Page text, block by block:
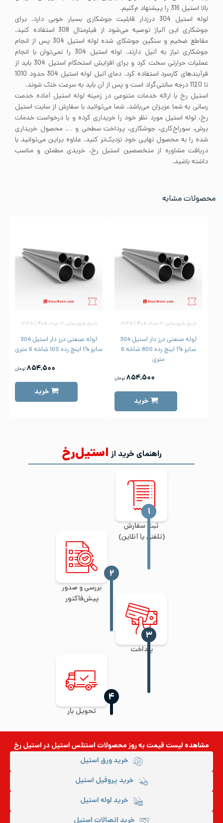
بالا استیل 316 را پیشنهاد م‌کنیم.
لوله استیل 304 درزدار قابلیت جوشکاری بسیار خوبی دارد. برای
جوشکاری این آلیاژ توصیه می‌شود از فیلرمتال 308 استفاده کنید.
مقاطع ضخیم و سنگین جوشکای شده لوله استیل 304 پس از انجام
جوشکاری نیاز به آنیل دارند. لوله استیل 304 را نمی‌توان با انجام
عملیات حرارتی سخت کرد و برای افزایش استحکام استیل 304 باید از
فرآیندهای کارسرد استفاده کرد. دمای آنیل لوله استیل 304 حدود 1010
تا 1120 درجه سانتی‌گراد است و پس از آن باید به سرعت خنک شوند.
استیل رخ با ارائه خدمات متنوعی در زمینه لوله استیل آماده خدمت
رسانی به شما عزیزان می‌باشد. شما می‌توانید با سفارش از سایت استیل
رخ، لوله استیل مورد نظر خود را خریداری کرده و با درخواست خدمات
برش، سوراخ‌کاری، جوشکاری، پرداخت سطحی و …. محصول خریداری
شده را به محصول نهایی خود نزدیک‌تر کنید. علاوه براین می‌توانید با
دریافت مشاوره از متخصصین استیل رخ، خریدی مطمئن و مناسب
داشته باشید.
محصولات مشابه
تاریخ به‌روزرسانی: ۱۲ مرداد ۱۴۰۵ | ۱۶:۳۵
لوله صنعتی درز دار استیل 304
سایز ¼1 اینچ رده 80S شاخه 6
متری
۸۵۴,۵۰۰ تومان
خرید
تاریخ به‌روزرسانی: ۱۲ مرداد ۱۴۰۵ | ۱۶:۳۵
لوله صنعتی درز دار استیل 304
سایز ¼1 اینچ رده 10S شاخه 6 متری
۸۵۴,۵۰۰ تومان
خرید
راهنمای خرید از استیل‌رخ
ثبت سفارش
(تلفنی یا آنلاین)
‍۱
بررسی و صدور
پیش‌فاکتور
‍۲
پرداخت
‍۳
تحویل بار
‍۴
مشاهده لیست قیمت به روزمحصولات استنلس استیلدر استیل رخ
خرید ورق استیل
خرید پروفیل استیل
خرید لوله استیل
خرید اتصالات استیل